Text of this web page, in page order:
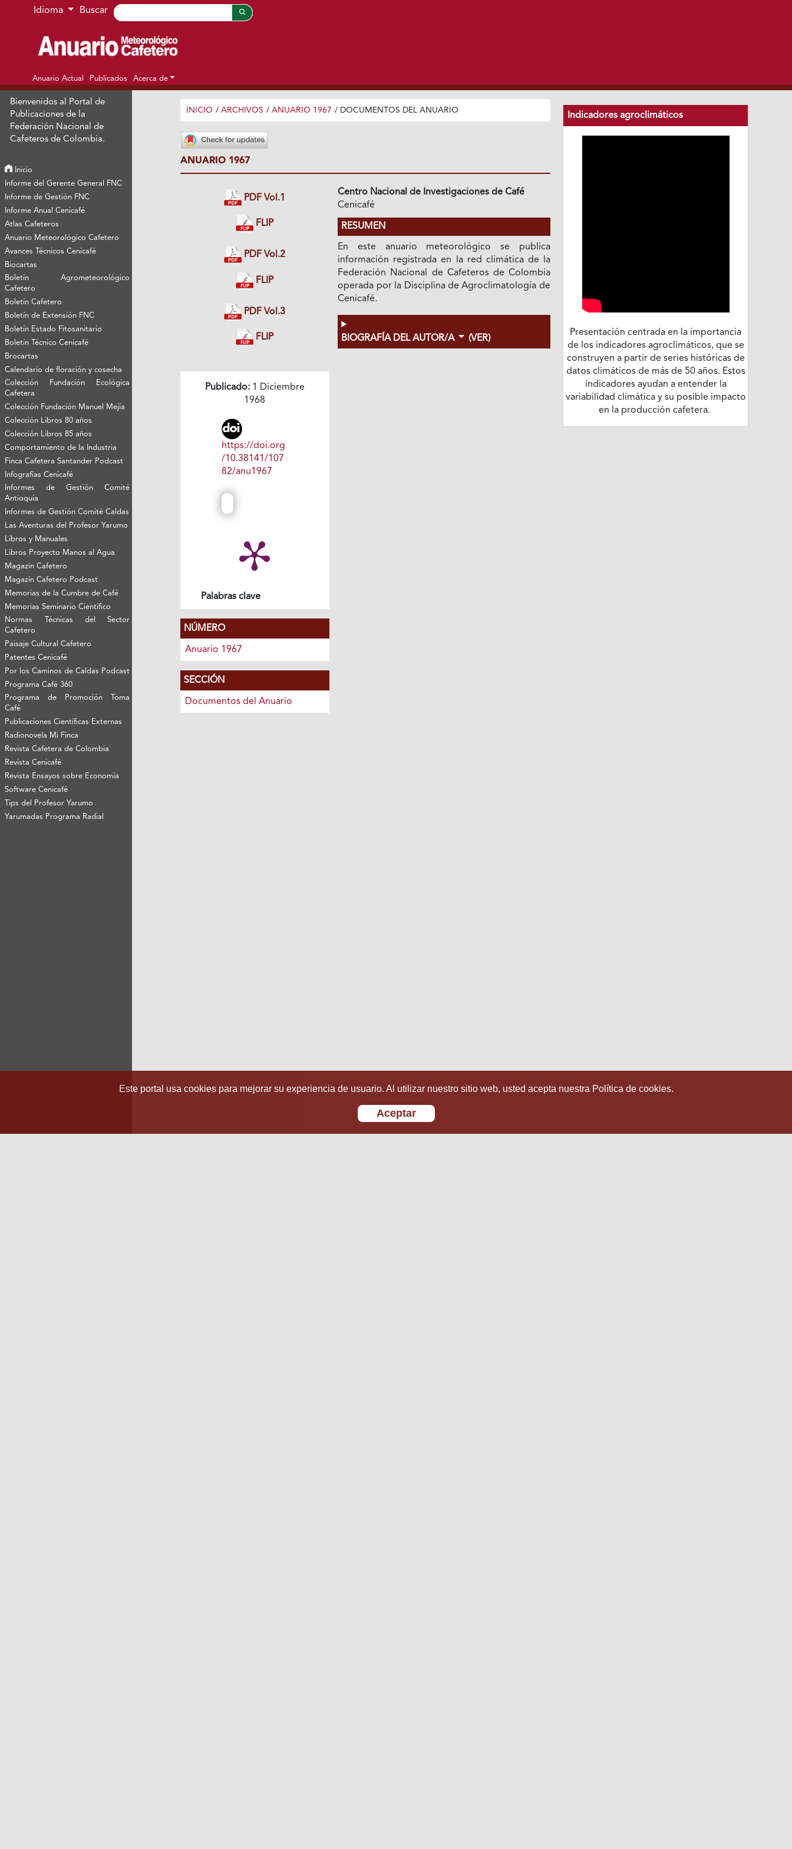
Ir al menú de navegación principal
Ir al contenido principal
Ir al pie de página del sitio
Idioma Buscar
Anuario Actual Publicados Acerca de
Bienvenidos al Portal de
Publicaciones de la
Federación Nacional de
Cafeteros de Colombia.
Inicio
Informe del Gerente General FNC
Informe de Gestión FNC
Informe Anual Cenicafé
Atlas Cafeteros
Anuario Meteorológico Cafetero
Avances Técnicos Cenicafé
Biocartas
Boletín Agrometeorológico
Cafetero
Boletín Cafetero
Boletín de Extensión FNC
Boletín Estado Fitosanitario
Boletín Técnico Cenicafé
Brocartas
Calendario de floración y cosecha
Colección Fundación Ecológica
Cafetera
Colección Fundación Manuel Mejía
Colección Libros 80 años
Colección Libros 85 años
Comportamiento de la Industria
Finca Cafetera Santander Podcast
Infografías Cenicafé
Informes de Gestión Comité
Antioquía
Informes de Gestión Comité Caldas
Las Aventuras del Profesor Yarumo
Libros y Manuales
Libros Proyecto Manos al Agua
Magazín Cafetero
Magazín Cafetero Podcast
Memorias de la Cumbre de Café
Memorias Seminario Científico
Normas Técnicas del Sector
Cafetero
Paisaje Cultural Cafetero
Patentes Cenicafé
Por los Caminos de Caldas Podcast
Programa Café 360
Programa de Promoción Toma
Café
Publicaciones Científicas Externas
Radionovela Mi Finca
Revista Cafetera de Colombia
Revista Cenicafé
Revista Ensayos sobre Economía
Software Cenicafé
Tips del Profesor Yarumo
Yarumadas Programa Radial
INICIO / ARCHIVOS / ANUARIO 1967 / DOCUMENTOS DEL ANUARIO
ANUARIO 1967
PDF Vol.1
FLIP
PDF Vol.2
FLIP
PDF Vol.3
FLIP
Publicado:1 Diciembre
1968
https://doi.org
/10.38141/107
82/anu1967
Palabras clave
NÚMERO
Anuario 1967
SECCIÓN
Documentos del Anuario
Centro Nacional de Investigaciones de Café
Cenicafé
RESUMEN
En este anuario meteorológico se publica
información registrada en la red climática de la
Federación Nacional de Cafeteros de Colombia
operada por la Disciplina de Agroclimatología de
Cenicafé.
BIOGRAFÍA DEL AUTOR/A (VER)
Indicadores agroclimáticos
Presentación centrada en la importancia
de los indicadores agroclimáticos, que se
construyen a partir de series históricas de
datos climáticos de más de 50 años. Estos
indicadores ayudan a entender la
variabilidad climática y su posible impacto
en la producción cafetera.
Este portal usa cookies para mejorar su experiencia de usuario. Al utilizar nuestro sitio web, usted acepta nuestra Política de cookies.
Aceptar